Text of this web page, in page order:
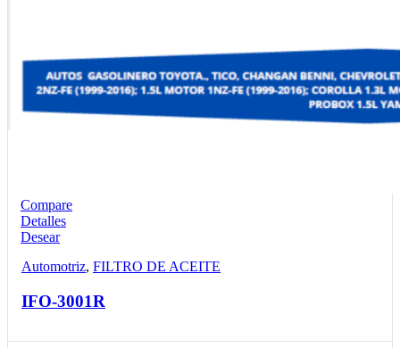
Compare
Detalles
Desear
Automotriz, FILTRO DE ACEITE
IFO-3001R